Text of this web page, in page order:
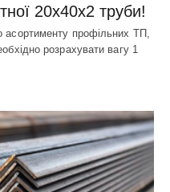
20х40х2 труби!
асортименту профільних ТП,
розрахувати вагу 1